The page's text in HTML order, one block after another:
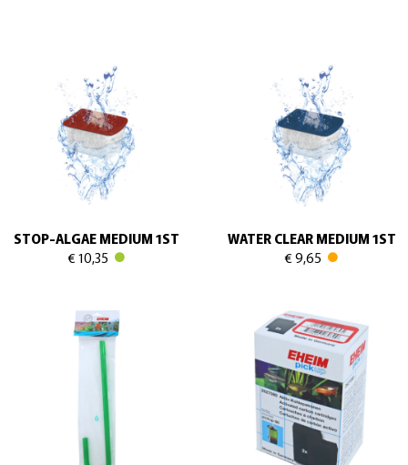
STOP-ALGAE MEDIUM 1ST
€ 10,35
WATER CLEAR MEDIUM 1ST
€ 9,65